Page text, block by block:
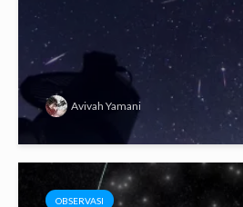
Avivah Yamani
OBSERVASI